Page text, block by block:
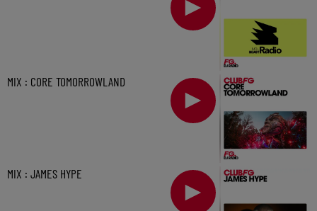
MIX : CORE TOMORROWLAND
MIX : JAMES HYPE